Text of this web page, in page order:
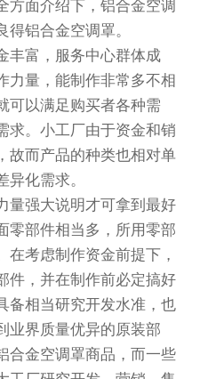
方面介绍下，铝合金空调
铝合金空调罩。
丰富，服务中心群体成
力量，能制作非常多不相
可以满足购买者各种需
求。小工厂由于资金和销
故而产品的种类也相对单
化需求。
量强大说明才可拿到最好
零部件相当多，所用零部
在考虑制作资金前提下，
件，并在制作前必定搞好
备相当研究开发水准，也
业界质量优异的原装部
合金空调罩商品，而一些